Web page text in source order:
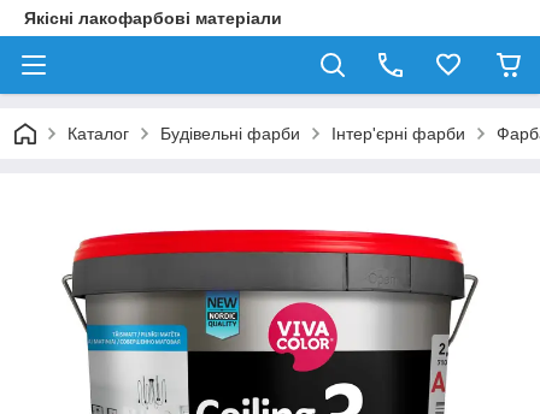
Якісні лакофарбові матеріали
Каталог Будівельні фарби Інтер'єрні фарби